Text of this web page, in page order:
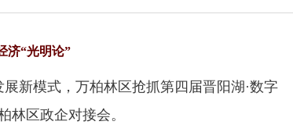
济“光明论”
模式，万柏林区抢抓第四届晋阳湖·数字
林区政企对接会。